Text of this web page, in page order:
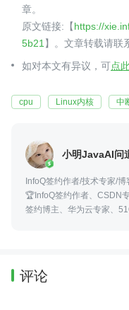
章。
原文链接:【https://
5b21 】。文章转载请联
如对本文有异议，可点
cpu Linux内核 中
小明JavaAI问
InfoQ签约作者/技术专家/博
🏆InfoQ签约作者、CSDN
签约博主、华为云专家、
评论